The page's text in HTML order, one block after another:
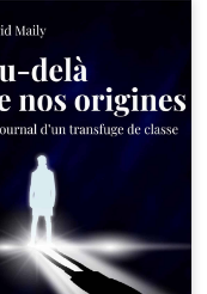
un milieu populaire où
et les fractures
tenaient lieu de
David a choisi la
Très tôt, l’école et les
deviennent ses armes de
sociale. S’arracher à
exige pourtant un
Pris entre deux
l’homme réalise que
professionnels ne
guérissent ni ...